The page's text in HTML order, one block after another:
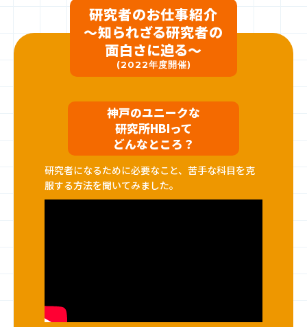
研究者のお仕事紹介
～知られざる研究者の
面白さに迫る～
(2022年度開催)
神戸のユニークな
研究所HBIって
どんなところ？
研究者になるために必要なこと、苦手な科目を克
服する方法を聞いてみました。